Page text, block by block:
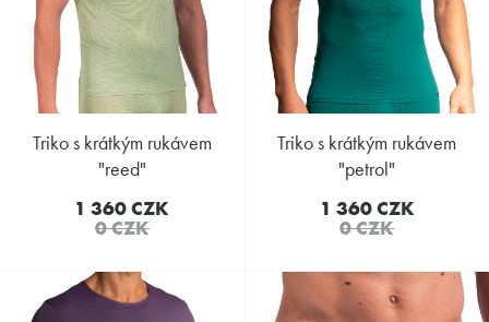
triko s krátkým rukávem
"reed"
1 360 CZK
0 CZK
triko s krátkým rukávem
"petrol"
1 360 CZK
0 CZK